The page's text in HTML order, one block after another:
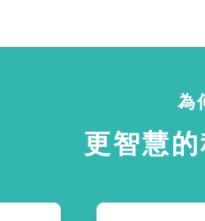
為
更智慧